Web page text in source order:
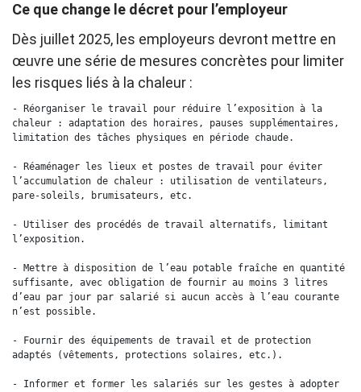
Ce que change le décret pour l’employeur
Dès juillet 2025, les employeurs devront mettre en
œuvre une série de mesures concrètes pour limiter
les risques liés à la chaleur :
- Réorganiser le travail pour réduire l’exposition à la
chaleur : adaptation des horaires, pauses supplémentaires,
limitation des tâches physiques en période chaude.
- Réaménager les lieux et postes de travail pour éviter
l’accumulation de chaleur : utilisation de ventilateurs,
pare-soleils, brumisateurs, etc.
- Utiliser des procédés de travail alternatifs, limitant
l’exposition.
- Mettre à disposition de l’eau potable fraîche en quantité
suffisante, avec obligation de fournir au moins 3 litres
d’eau par jour par salarié si aucun accès à l’eau courante
n’est possible.
- Fournir des équipements de travail et de protection
adaptés (vêtements, protections solaires, etc.).
- Informer et former les salariés sur les gestes à adopter